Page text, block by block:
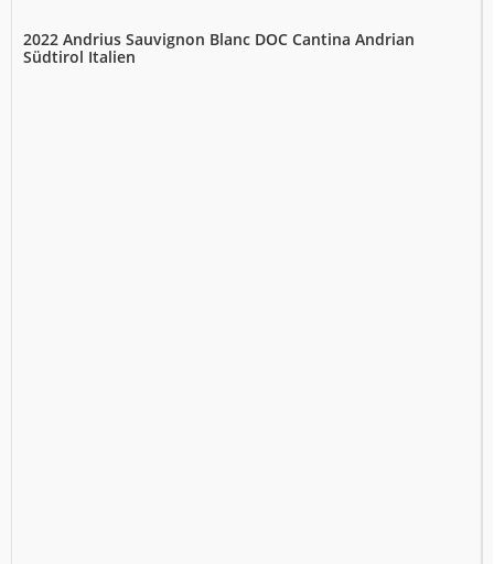
2022 Andrius Sauvignon Blanc DOC Cantina Andrian
Südtirol Italien